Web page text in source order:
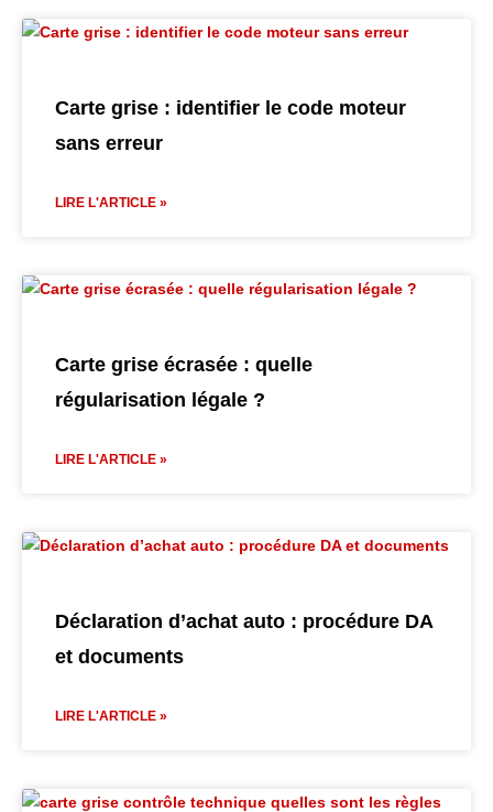
Carte grise : identifier le code moteur
sans erreur
LIRE L'ARTICLE »
Carte grise écrasée : quelle
régularisation légale ?
LIRE L'ARTICLE »
Déclaration d’achat auto : procédure DA
et documents
LIRE L'ARTICLE »